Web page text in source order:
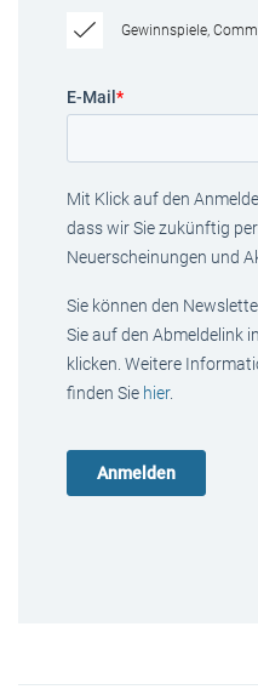
Gewinnspiele,
E-Mail *
Mit Klick auf den
dass wir Sie zukünftig
Neuerscheinungen und
Sie können den
Sie auf den Abmeldelink
klicken. Weitere
finden Sie hier.